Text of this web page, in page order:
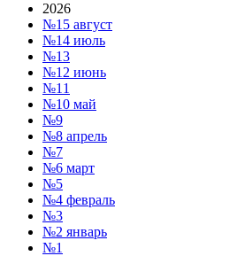
2026
№15 август
№14 июль
№13
№12 июнь
№11
№10 май
№9
№8 апрель
№7
№6 март
№5
№4 февраль
№3
№2 январь
№1